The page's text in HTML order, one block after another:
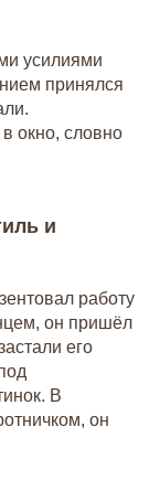
усилиями
принялся
окно, словно
и
работу
он пришёл
его
В
он